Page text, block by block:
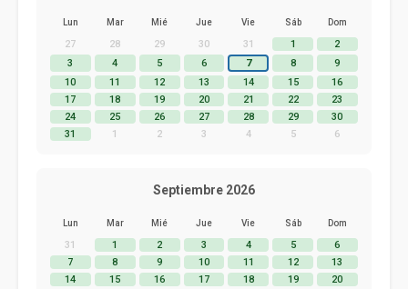
Lun Mar Mié Jue Vie Sáb Dom
27 28 29 30 31 1
2
3
4 5 6 7 8
9
10
11 12 13 14 15
16
17
18 19 20 21 22
23
24
25 26 27 28 29
30
31
1 2 3 4 5 6
Septiembre 2026
Lun Mar Mié Jue Vie Sáb Dom
31 1 2 3 4 5
6
7
8 9 10 11 12
13
14
15 16 17 18 19
20